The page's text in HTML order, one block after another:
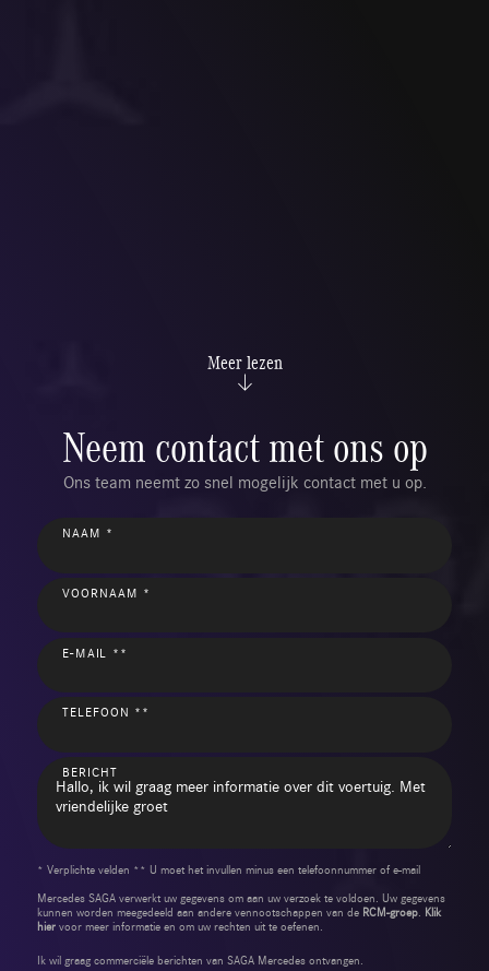
Meer lezen
Neem contact met ons op
Ons team neemt zo snel mogelijk contact met u op.
NAAM *
VOORNAAM *
E-MAIL **
TELEFOON **
BERICHT
* Verplichte velden ** U moet het invullen minus een telefoonnummer of e-mail
Mercedes SAGA verwerkt uw gegevens om aan uw verzoek te voldoen. Uw gegevens
kunnen worden meegedeeld aan andere vennootschappen van de RCM-groep. Klik
hiervoor meer informatie en om uw rechten uit te oefenen.
Ik wil graag commerciële berichten van SAGA Mercedes ontvangen.